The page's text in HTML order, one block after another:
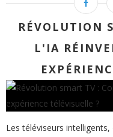
RÉVOLUTION
L'IA
Les téléviseurs